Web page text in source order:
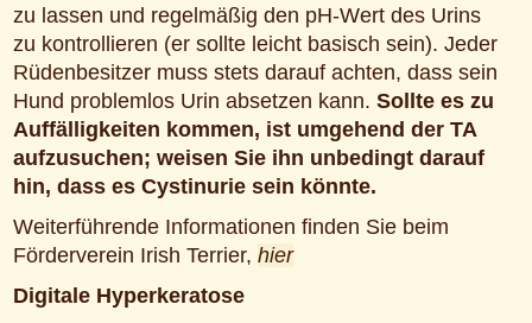
zu lassen und regelmäßig den pH-Wert des Urins
zu kontrollieren (er sollte leicht basisch sein). Jeder
Rüdenbesitzer muss stets darauf achten, dass sein
Hund problemlos Urin absetzen kann. Sollte es zu
Auffälligkeiten kommen, ist umgehend der TA
aufzusuchen; weisen Sie ihn unbedingt darauf
hin, dass es Cystinurie sein könnte.
Weiterführende Informationen finden Sie beim
Förderverein Irish Terrier, hier
Digitale Hyperkeratose